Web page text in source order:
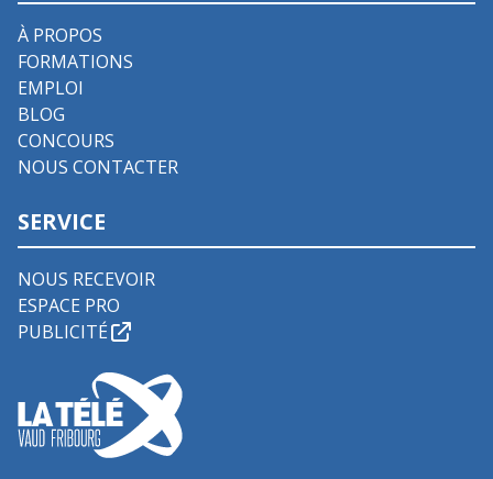
À PROPOS
FORMATIONS
EMPLOI
BLOG
CONCOURS
NOUS CONTACTER
SERVICE
NOUS RECEVOIR
ESPACE PRO
PUBLICITÉ